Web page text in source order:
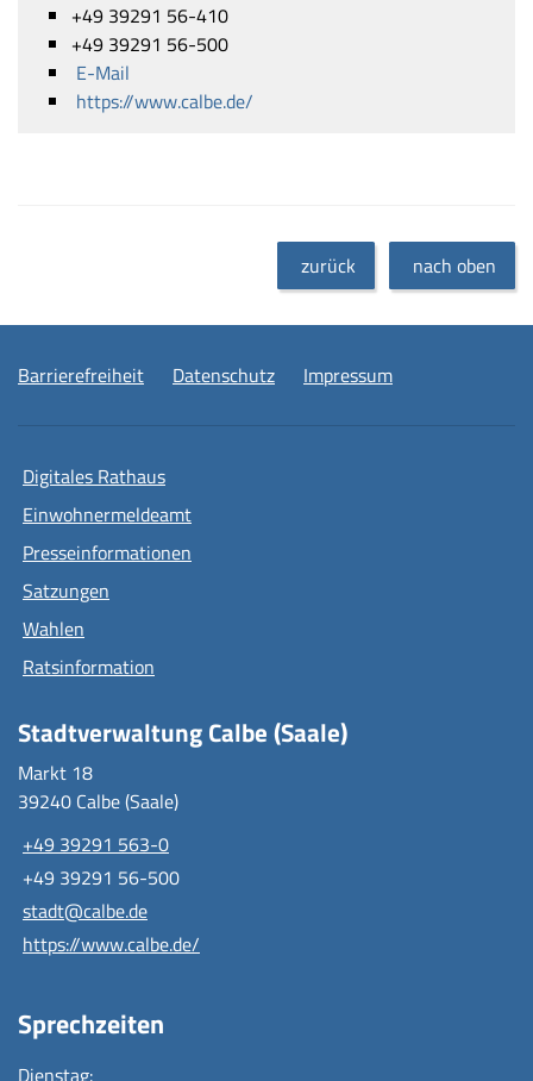
+49 39291 56-410
+49 39291 56-500
E-Mail
https://www.calbe.de/
zurück nach oben
Barrierefreiheit Datenschutz Impressum
Digitales Rathaus
Einwohnermeldeamt
Presseinformationen
Satzungen
Wahlen
Ratsinformation
Stadtverwaltung Calbe (Saale)
Markt 18
39240 Calbe (Saale)
+49 39291 563-0
+49 39291 56-500
stadt@calbe.de
https://www.calbe.de/
Sprechzeiten